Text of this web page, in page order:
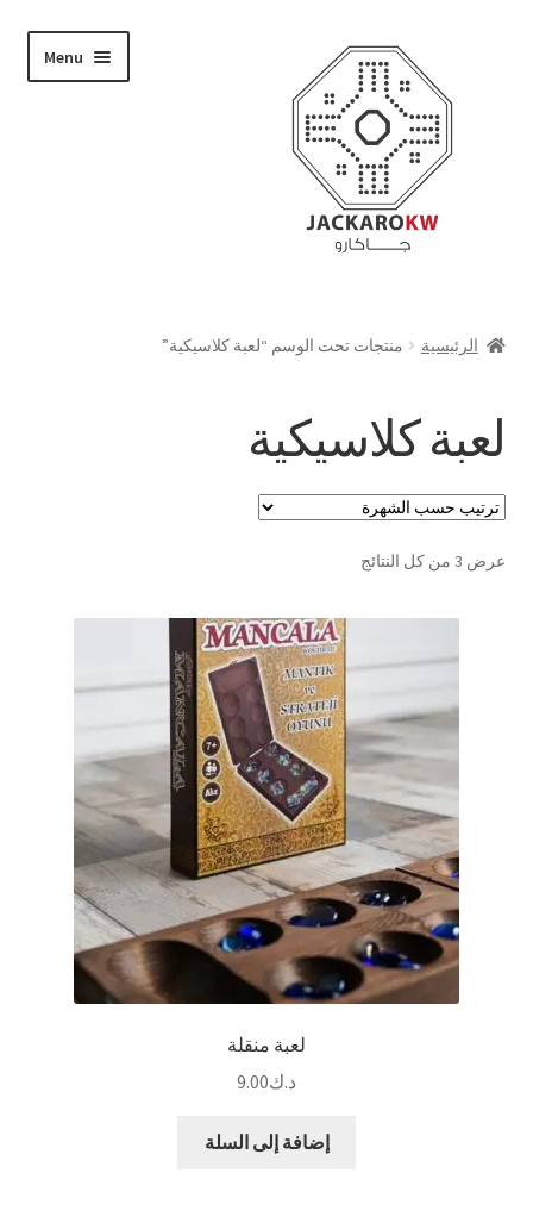
navigation
content
Menu
حسابي
الدفع
تواصل معنا
العربية
الرئيسية منتجات تحت الوسم “لعبة كلاسيكية”
لعبة كلاسيكية
عرض ⁦3⁩ من كل النتائج
تم
الشهرة
لعبة منقلة
د.ك9.00
إضافة إلى السلة